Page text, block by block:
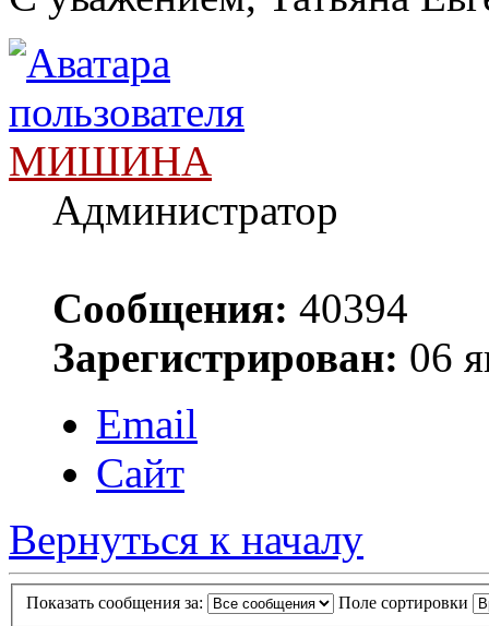
МИШИНА
Администратор
Сообщения: 40394
Зарегистрирован: 06
Email
Сайт
Вернуться к началу
Показать сообщения за: Поле сортировки